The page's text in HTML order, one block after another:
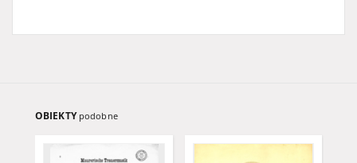
OBIEKTY podobne